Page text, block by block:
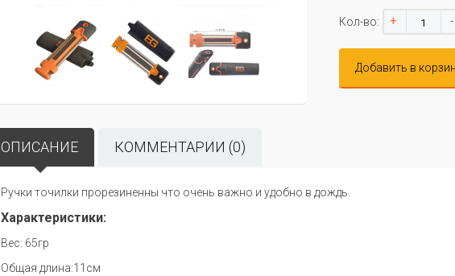
Кол-во: + -
Добавить в
ОПИСАНИЕ КОММЕНТАРИИ (0)
Ручки точилки прорезиненны что очень важно и удобно в дождь.
Характеристики:
Вес: 65гр
Общая длина:11см